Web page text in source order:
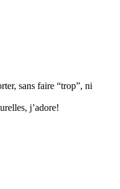
sans faire “trop”, ni
j’adore!